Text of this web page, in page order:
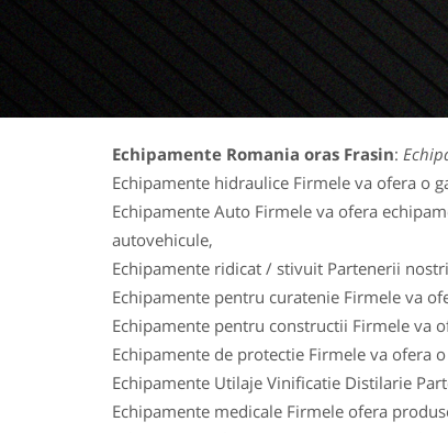
Echipamente Romania oras Frasin:
Echipamente hidraulice Firmele va ofera o
Echipamente Auto Firmele va ofera
autovehicule,
Echipamente ridicat / stivuit Partenerii
Echipamente pentru curatenie Firmele va
Echipamente pentru constructii Firmele va
Echipamente de protectie Firmele va ofera
Echipamente Utilaje Vinificatie Distilarie
Echipamente medicale Firmele ofera